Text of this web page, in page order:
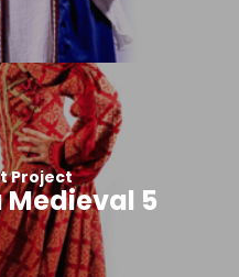
Project
Medieval 5